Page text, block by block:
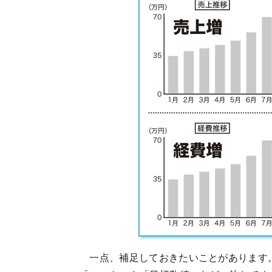
一点、補足しておきたいことがあります